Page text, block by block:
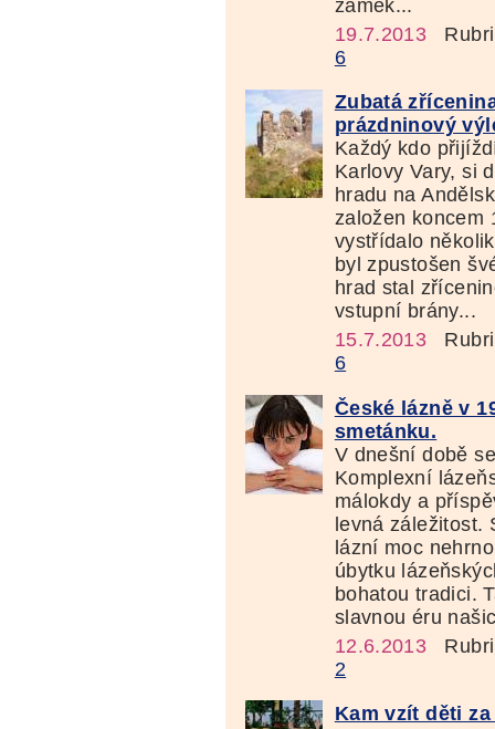
zámek...
19.7.2013
6
Zubatá
prázdninový
Každý kdo
Karlovy Vary, si
hradu na
založen koncem
vystřídalo
byl zpustošen
hrad stal
vstupní brány...
15.7.2013
6
České lázně v
smetánku.
V dnešní době
Komplexní
málokdy a
levná záležitost.
lázní moc
úbytku
bohatou tradici.
slavnou éru
12.6.2013
2
Kam vzít děti